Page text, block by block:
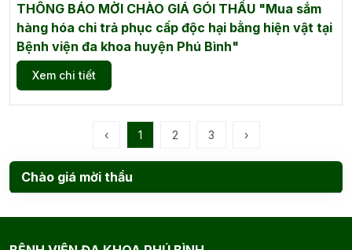
Chào giá mời thầu
THÔNG BÁO MỜI CHÀO GIÁ GÓI THẦU "Mua sắm
hàng hóa chi trả phục cấp độc hại bằng hiện vật tại
Bệnh viện đa khoa huyện Phú Bình"
Xem chi tiết
‹ 1 2 3 ›